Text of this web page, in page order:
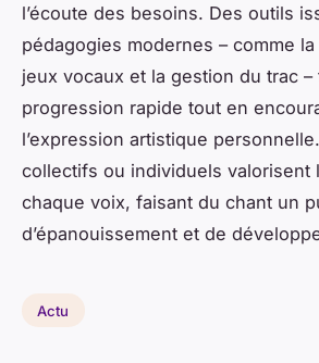
l’écoute des besoins. Des outils
pédagogies modernes – comme
jeux vocaux et la gestion du trac
progression rapide tout en
l’expression artistique
collectifs ou individuels valorisent
chaque voix, faisant du chant un
d’épanouissement et de
Actu